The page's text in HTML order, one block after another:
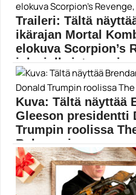
Superman: Son of Kal-El -
biseksuaali Teräsmies....
Elokuvat
Traileri: Tältä
ikärajan Mortal
elokuva Scorpion’s
joka julkaistaan
Mortal Kombat -elokuvia on tekeillä
Elokuvat
Kuva: Tältä näyttää
Gleeson presidentti
Trumpin roolissa
Rule -sarjassa
The Comey Rule -sarja nähdään
Showtime-kanava on...
Brendan Gleeson